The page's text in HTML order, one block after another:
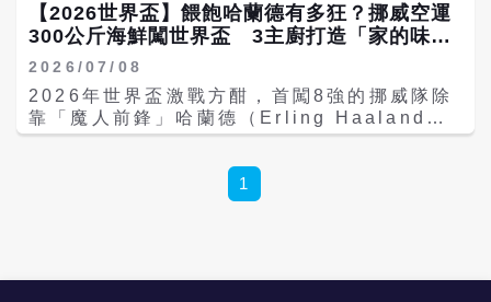
【2026世界盃】餵飽哈蘭德有多狂？挪威空運
300公斤海鮮闖世界盃 3主廚打造「家的味
道」拚冠
2026/07/08
2026年世界盃激戰方酣，首闖8強的挪威隊除
靠「魔人前鋒」哈蘭德（Erling Haaland）
在場上火力全開外，場下龐大後勤補給同樣成
挪威足協此次派出3位專屬主廚隨隊赴美，不
僅空運約300公斤鮭魚、鱒魚、大比目魚等海
1